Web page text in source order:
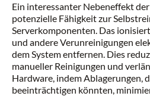
Ein interessanter Nebeneffekt
potenzielle Fähigkeit zur
Serverkomponenten. Das
und andere Verunreinigungen
dem System entfernen. Dies
manueller Reinigungen und
Hardware, indem Ablagerungen,
beeinträchtigen könnten,